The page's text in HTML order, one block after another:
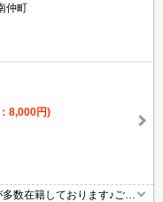
仲町
8,000円)
数在籍しております♪ご要